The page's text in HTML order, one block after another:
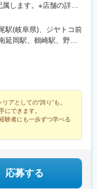
します。※店舗の詳細
ださい。＜ 働き方の
の働き方があります。
隣エリア内の『中域
キャリアに合わせ
通勤OK（一部除く）
名古屋／愛知県名古屋
駅(岐阜県)、ジヤトコ前
岡駅、鶴崎駅、野々
、西小泉駅、日進駅
、矢場町駅、竜王駅、
南駅、新浜松駅、東新
城県)、塚目駅、東陽町
、幕張駅、牛山駅、南
、南大高駅、土橋駅
(北海道)、西飾磨駅、土
駅、千川駅、南郷１８
南大分駅、倉見駅、折
矢向駅、豊明駅、赤嶺
アとしての“誇り”も。
にできます。
験者にも一歩ずつ学べる
応募する